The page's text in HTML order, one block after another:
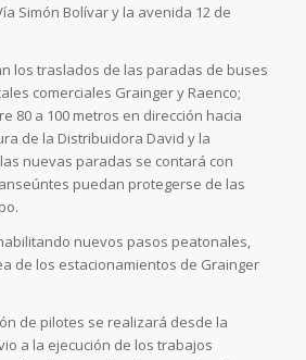
Simón Bolívar y la avenida 12 de
los traslados de las paradas de buses
comerciales Grainger y Raenco;
80 a 100 metros en dirección hacia
de la Distribuidora David y la
nuevas paradas se contará con
puedan protegerse de las
nuevos pasos peatonales,
de los estacionamientos de Grainger
de pilotes se realizará desde la
a la ejecución de los trabajos